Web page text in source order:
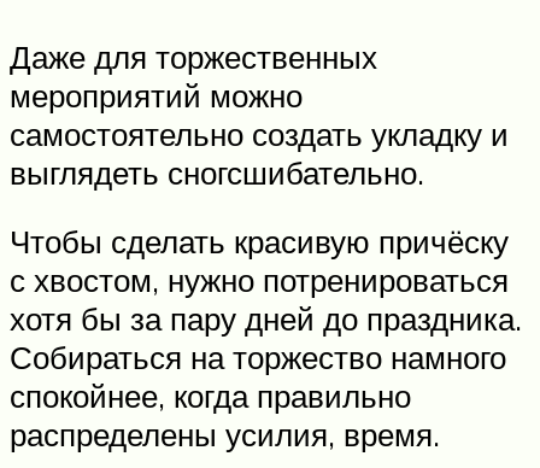
Даже для торжественных
мероприятий можно
самостоятельно создать укладку и
выглядеть сногсшибательно.
Чтобы сделать красивую причёску
с хвостом, нужно потренироваться
хотя бы за пару дней до праздника.
Собираться на торжество намного
спокойнее, когда правильно
распределены усилия, время.